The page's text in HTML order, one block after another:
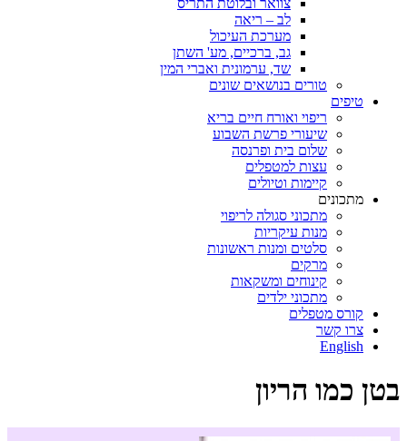
צוואר ובלוטת התריס
לב – ריאה
מערכת העיכול
גב, ברכיים, מע' השתן
שד, ערמונית ואברי המין
טורים בנושאים שונים
טיפים
ריפוי ואורח חיים בריא
שיעורי פרשת השבוע
שלום בית ופרנסה
עצות למטפלים
קיימות וטיולים
מתכונים
מתכוני סגולה לריפוי
מנות עיקריות
סלטים ומנות ראשונות
מרקים
קינוחים ומשקאות
מתכוני ילדים
קורס מטפלים
צרו קשר
English
בטן כמו הריון